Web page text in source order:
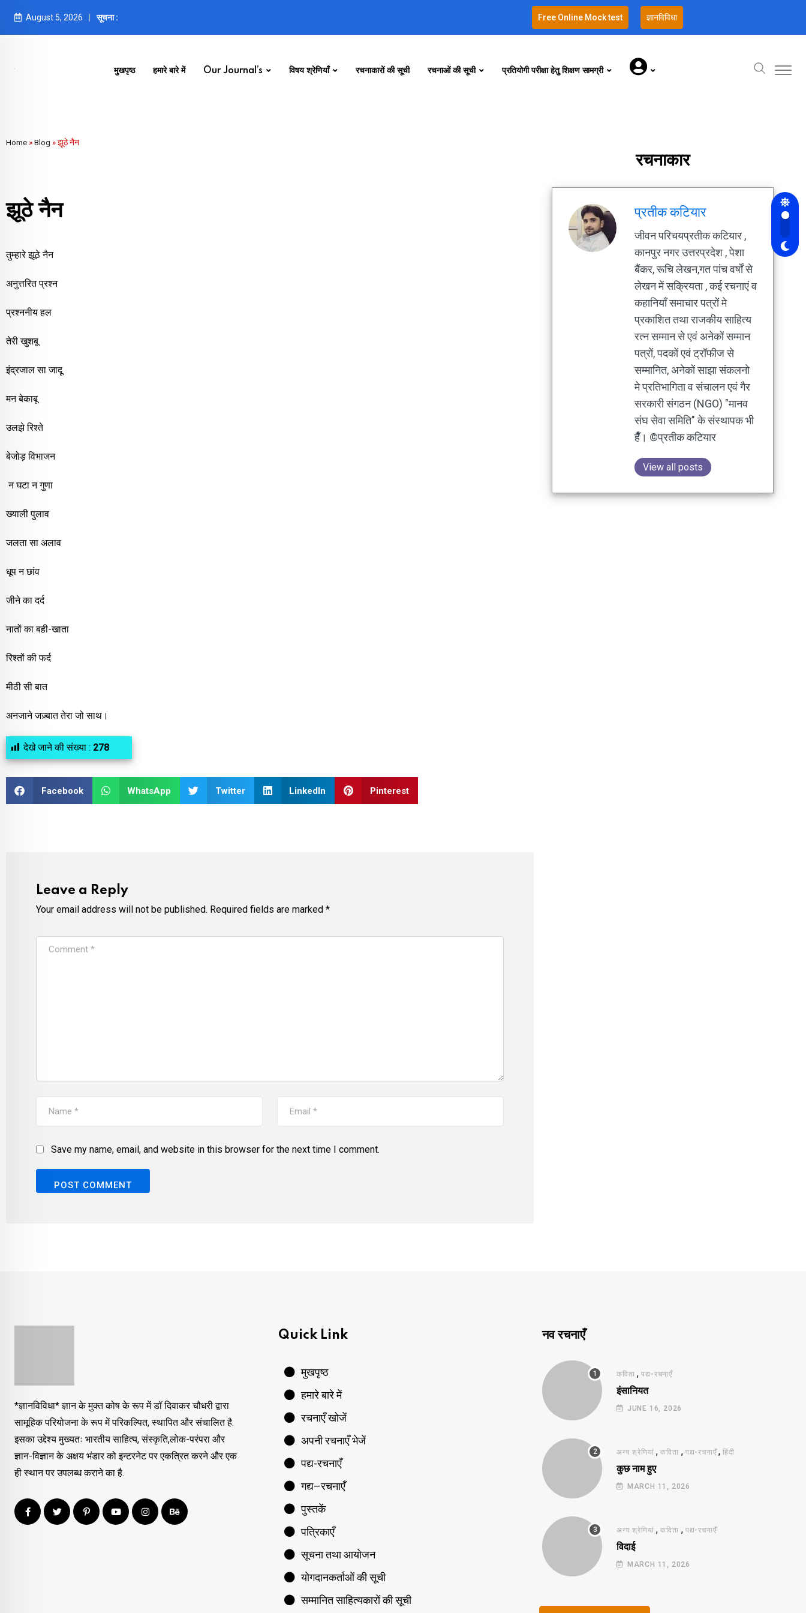
August 5, 2026 सूचना : Free Online Mock test ज्ञानविविधा
मुखपृष्ठ हमारे बारे में Our Journal’s विषय श्रेणियाँ रचनाकारों की सूची रचनाओं की सूची प्रतियोगी परीक्षा हेतु शिक्षण सामग्री
Home »Blog »झूठे नैन
झूठे नैन
तुम्हारे झूठे नैन
अनुत्तरित प्रश्न
प्रश्ननीय हल
तेरी खुशबू
इंद्रजाल सा जादू
मन बेकाबू
उलझे रिश्ते
बेजोड़ विभाजन
न घटा न गुणा
ख्याली पुलाव
जलता सा अलाव
धूप न छांव
जीने का दर्द
नातों का बही-खाता
रिश्तों की फर्द
मीठी सी बात
अनजाने जज़्बात तेरा जो साथ।
देखे जाने की संख्या : 278
Facebook WhatsApp Twitter LinkedIn Pinterest
Leave a Reply
Your email address will not be published. Required fields are marked *
Save my name, email, and website in this browser for the next time I comment.
रचनाकार
प्रतीक कटियार
जीवन परिचयप्रतीक कटियार ,
कानपुर नगर उत्तरप्रदेश , पेशा
बैंकर, रूचि लेखन,गत पांच वर्षों से
लेखन में सक्रियता , कई रचनाएं व
कहानियाँ समाचार पत्रों मे
प्रकाशित तथा राजकीय साहित्य
रत्न सम्मान से एवं अनेकों सम्मान
पत्रों, पदकों एवं ट्रॉफीज से
सम्मानित, अनेकों साझा संकलनो
मे प्रतिभागिता व संचालन एवं गैर
सरकारी संगठन (NGO) "मानव
संघ सेवा समिति" के संस्थापक भी
हैँ। ©प्रतीक कटियार
View all posts
*ज्ञानविविधा* ज्ञान के मुक्त कोष के रूप में डॉ दिवाकर चौधरी द्वारा
सामूहिक परियोजना के रूप में परिकल्पित, स्थापित और संचालित है.
इसका उद्देश्य मुख्यतः भारतीय साहित्य, संस्कृति,लोक-परंपरा और
ज्ञान-विज्ञान के अक्षय भंडार को इन्टरनेट पर एकत्रित करने और एक
ही स्थान पर उपलब्ध कराने का है.
Quick Link
मुखपृष्ठ
हमारे बारे में
रचनाएँ खोजें
अपनी रचनाएँ भेजें
पद्य-रचनाएँ
गद्य–रचनाएँ
पुस्तकें
पत्रिकाएँ
सूचना तथा आयोजन
योगदानकर्ताओं की सूची
सम्मानित साहित्यकारों की सूची
नव रचनाएँ
कविता ,पद्य-रचनाएँ
इंसानियत
JUNE 16, 2026
अन्य श्रेणियां ,कविता , पद्य-रचनाएँ,हिंदी
कुछ नाम हुए
MARCH 11, 2026
अन्य श्रेणियां ,कविता , पद्य-रचनाएँ
विदाई
MARCH 11, 2026